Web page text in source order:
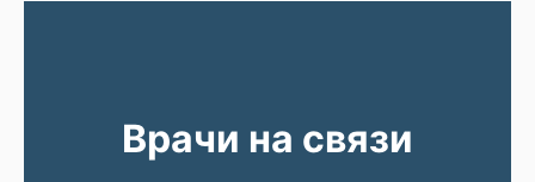
Врачи на связи